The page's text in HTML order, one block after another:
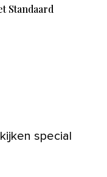
Standaard
special